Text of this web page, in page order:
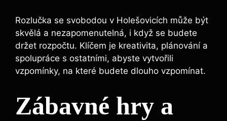
Rozlučka se svobodou v Holešovicích může být
skvělá a nezapomenutelná, i když se budete
držet rozpočtu. Klíčem je kreativita, plánování a
spolupráce s ostatními, abyste vytvořili
vzpomínky, na které budete dlouho vzpomínat.
Zábavné hry a